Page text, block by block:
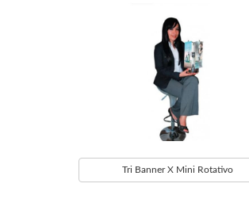
Tri Banner X Mini Rotativo